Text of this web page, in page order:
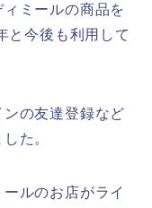
ミールの商品を
と今後も利用して
の友達登録など
た。
ルのお店がライ